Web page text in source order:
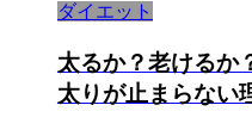
ダイエット
太るか？老けるか
太りが止まらない